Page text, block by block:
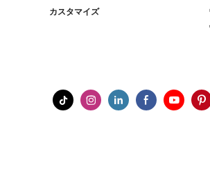
カスタマイズ